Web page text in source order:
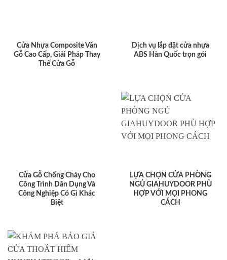
Cửa Nhựa Composite Vân
Gỗ Cao Cấp, Giải Pháp Thay
Thế Cửa Gỗ
Dịch vụ lắp đặt cửa nhựa
ABS Hàn Quốc trọn gói
Cửa Gỗ Chống Cháy Cho
Công Trình Dân Dụng Và
Công Nghiệp Có Gì Khác
Biệt
LỰA CHỌN CỬA PHÒNG
NGỦ GIAHUYDOOR PHÙ
HỢP VỚI MỌI PHONG
CÁCH